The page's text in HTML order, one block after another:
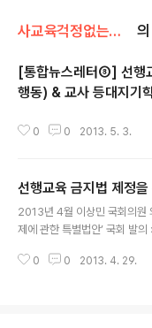
사교육걱정없는세상/[삼각지통신]사무실얘기
[통합뉴스레터⑧] 선행
행동) & 교사 등대지기
0 0 2013. 5. 3.
선행교육 금지법 제정
2013년 4월 이상민 국회의원
제에 관한 특별법안’ 국회 발
바람직한 규제방안에 관한 정
0 0 2013. 4. 29.